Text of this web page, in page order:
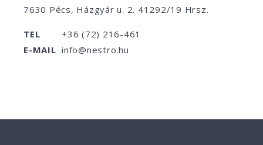
7630 Pécs, Házgyár u. 2. 41292/19 Hrsz.
TEL
+36 (72) 216-461
E-MAIL info@nestro.hu